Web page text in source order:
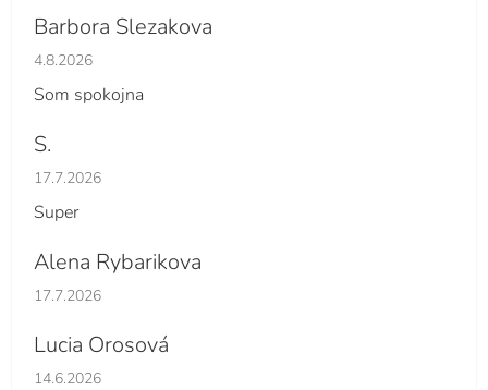
Barbora Slezakova
Hodnotenie obchodu je 5 z 5 hviezdičiek.
4.8.2026
Som spokojna
S.
Hodnotenie obchodu je 5 z 5 hviezdičiek.
17.7.2026
Super
Alena Rybarikova
Hodnotenie obchodu je 5 z 5 hviezdičiek.
17.7.2026
Lucia Orosová
Hodnotenie obchodu je 5 z 5 hviezdičiek.
14.6.2026